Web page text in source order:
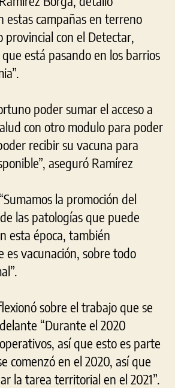
estas campañas en terreno
con el Detectar,
está pasando en los barrios
poder sumar el acceso a
con otro modulo para poder
recibir su vacuna para
aseguró Ramírez
la promoción del
las patologías que puede
esta época, también
es vacunación, sobre todo
sobre el trabajo que se
“Durante el 2020
así que esto es parte
comenzó en el 2020, así que
la tarea territorial en el 2021”.